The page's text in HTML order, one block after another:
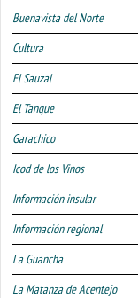
Buenavista del Norte
Cultura
El Sauzal
El Tanque
Garachico
Icod de los Vinos
Información insular
Información regional
La Guancha
La Matanza de Acentejo